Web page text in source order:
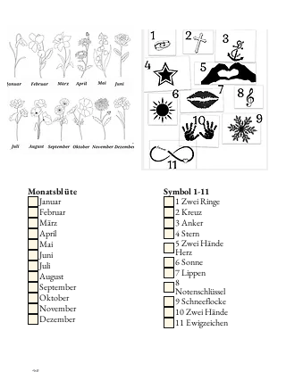
Monatsblüte
Januar
Februar
März
April
Mai
Juni
Juli
August
September
Oktober
November
Dezember
Symbol 1-11
1 Zwei Ringe
2 Kreuz
3 Anker
4 Stern
5 Zwei Hände
Herz
6 Sonne
7 Lippen
8
Notenschlüssel
9 Schneeflocke
10 Zwei Hände
11 Ewigzeichen